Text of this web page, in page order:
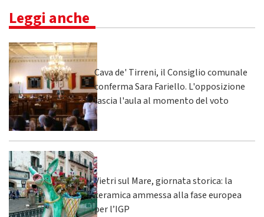
Leggi anche
Cava de' Tirreni, il Consiglio comunale
conferma Sara Fariello. L'opposizione
lascia l'aula al momento del voto
Vietri sul Mare, giornata storica: la
ceramica ammessa alla fase europea
per l’IGP